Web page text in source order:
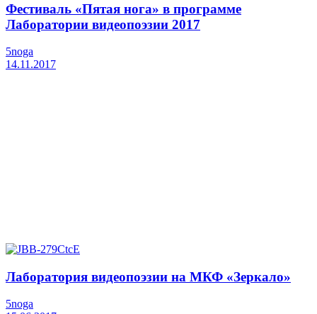
Фестиваль «Пятая нога» в программе
Лаборатории видеопоэзии 2017
5noga
14.11.2017
Лаборатория видеопоэзии на МКФ «Зеркало»
5noga